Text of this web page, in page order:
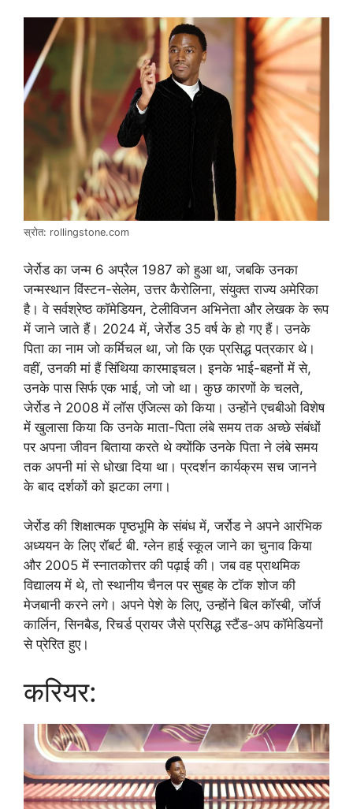
स्रोत: rollingstone.com
जेर्रोड का जन्म 6 अप्रैल 1987 को हुआ था, जबकि उनका
जन्मस्थान विंस्टन-सेलेम, उत्तर कैरोलिना, संयुक्त राज्य अमेरिका
है। वे सर्वश्रेष्ठ कॉमेडियन, टेलीविजन अभिनेता और लेखक के रूप
में जाने जाते हैं। 2024 में, जेर्रोड 35 वर्ष के हो गए हैं। उनके
पिता का नाम जो कर्मिचल था, जो कि एक प्रसिद्ध पत्रकार थे।
वहीं, उनकी मां हैं सिंथिया कारमाइचल। इनके भाई-बहनों में से,
उनके पास सिर्फ एक भाई, जो जो था। कुछ कारणों के चलते,
जेर्रोड ने 2008 में लॉस एंजिल्स को किया। उन्होंने एचबीओ विशेष
में खुलासा किया कि उनके माता-पिता लंबे समय तक अच्छे संबंधों
पर अपना जीवन बिताया करते थे क्योंकि उनके पिता ने लंबे समय
तक अपनी मां से धोखा दिया था। प्रदर्शन कार्यक्रम सच जानने
के बाद दर्शकों को झटका लगा।
जेर्रोड की शिक्षात्मक पृष्ठभूमि के संबंध में, जर्रोड ने अपने आरंभिक
अध्ययन के लिए रॉबर्ट बी. ग्लेन हाई स्कूल जाने का चुनाव किया
और 2005 में स्नातकोत्तर की पढ़ाई की। जब वह प्राथमिक
विद्यालय में थे, तो स्थानीय चैनल पर सुबह के टॉक शोज की
मेजबानी करने लगे। अपने पेशे के लिए, उन्होंने बिल कॉस्बी, जॉर्ज
कार्लिन, सिनबैड, रिचर्ड प्रायर जैसे प्रसिद्ध स्टैंड-अप कॉमेडियनों
से प्रेरित हुए।
करियर: